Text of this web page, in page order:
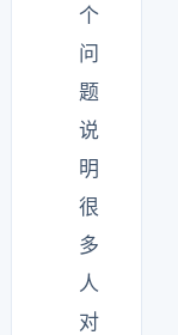
个
问
题
说
明
很
多
人
对